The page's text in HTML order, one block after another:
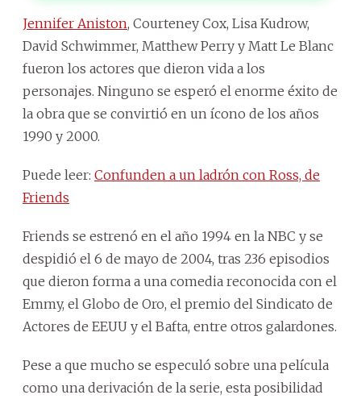
Jennifer Aniston, Courteney Cox, Lisa Kudrow,
David Schwimmer, Matthew Perry y Matt Le Blanc
fueron los actores que dieron vida a los
personajes. Ninguno se esperó el enorme éxito de
la obra que se convirtió en un ícono de los años
1990 y 2000.
Puede leer: Confunden a un ladrón con Ross, de
Friends
Friends se estrenó en el año 1994 en la NBC y se
despidió el 6 de mayo de 2004, tras 236 episodios
que dieron forma a una comedia reconocida con el
Emmy, el Globo de Oro, el premio del Sindicato de
Actores de EEUU y el Bafta, entre otros galardones.
Pese a que mucho se especuló sobre una película
como una derivación de la serie, esta posibilidad